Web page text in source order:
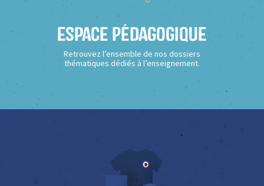
Espace Pédagogique
Retrouvez l’ensemble de nos dossiers
thématiques dédiés à l’enseignement.